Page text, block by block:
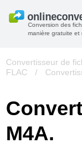
Conversion des
manière gratuite et
Convertisseur de
FLAC
/
M4A.